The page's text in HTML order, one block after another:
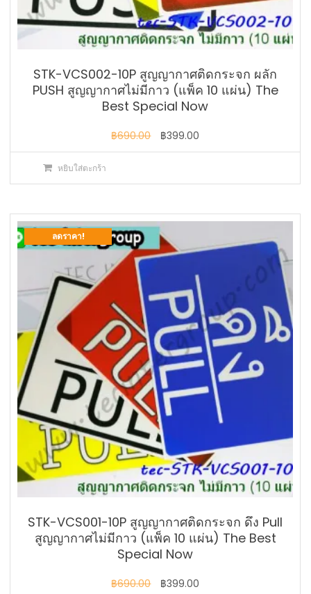
STK-VCS002-10P สูญญากาศติดกระจก ผลัก
PUSH สูญญากาศไม่มีกาว (แพ็ค 10 แผ่น) The
Best Special Now
฿690.00
Original
price
฿690.00.
฿399.00
price
฿399.00.
หยิบใส่ตะกร้า
ลดราคา!
STK-VCS001-10P สูญญากาศติดกระจก ดึง Pull
สูญญากาศไม่มีกาว (แพ็ค 10 แผ่น) The Best
Special Now
฿690.00
Original
฿399.00